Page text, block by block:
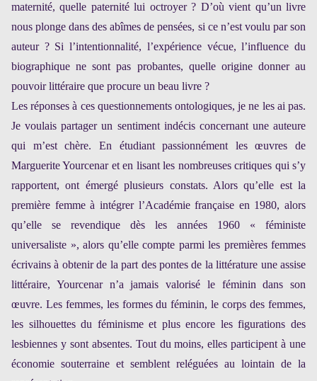
maternité, quelle paternité lui octroyer ? D’où vient qu’un livre
nous plonge dans des abîmes de pensées, si ce n’est voulu par son
auteur ? Si l’intentionnalité, l’expérience vécue, l’influence du
biographique ne sont pas probantes, quelle origine donner au
pouvoir littéraire que procure un beau livre ?
Les réponses à ces questionnements ontologiques, je ne les ai pas.
Je voulais partager un sentiment indécis concernant une auteure
qui m’est chère. En étudiant passionnément les œuvres de
Marguerite Yourcenar et en lisant les nombreuses critiques qui s’y
rapportent, ont émergé plusieurs constats. Alors qu’elle est la
première femme à intégrer l’Académie française en 1980, alors
qu’elle se revendique dès les années 1960 « féministe
universaliste », alors qu’elle compte parmi les premières femmes
écrivains à obtenir de la part des pontes de la littérature une assise
littéraire, Yourcenar n’a jamais valorisé le féminin dans son
œuvre. Les femmes, les formes du féminin, le corps des femmes,
les silhouettes du féminisme et plus encore les figurations des
lesbiennes y sont absentes. Tout du moins, elles participent à une
économie souterraine et semblent reléguées au lointain de la